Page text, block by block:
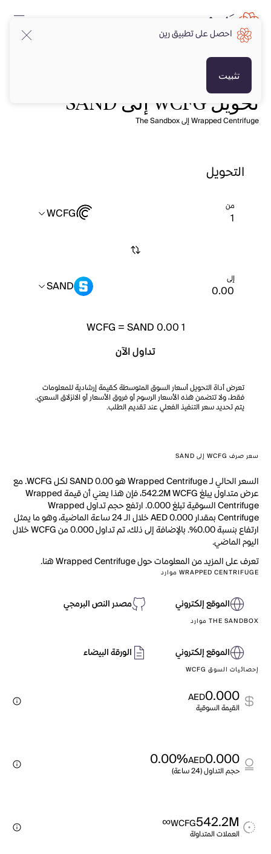
تحويل WCFG إلى SAND
Wrapped Centrifuge إلى The Sandbox
التحويل
من WCFG
إلى SAND
1
WCFG =SAND 0.00
تداول الآن
تعرض أداة التحويل أسعار السوق المتوسطة كقيمة إرشادية للمعلومات
فقط، ولا تتضمن هذه الأسعار الرسوم أو فروق الأسعار أو الانزلاق السعري.
يتم تحديد سعر التنفيذ الفعلي عند تقديم الطلب.
سعر صرف WCFG إلى SAND
السعر الحالي لـ Wrapped Centrifuge هو SAND 0.00 لكل WCFG. مع
عرض متداول يبلغ 542.2M WCFG، فإن هذا يعني أن قيمة Wrapped
Centrifuge السوقية تبلغ 0.000. ارتفع حجم تداول Wrapped
Centrifuge بمقدار AED 0.000 خلال الـ 24 ساعة الماضية، وهو ما يمثل
ارتفاع بنسبة 0.00%. بالإضافة إلى ذلك، تم تداول 0.000 من WCFG خلال
اليوم الماضي.
تعرف على المزيد من المعلومات حول Wrapped Centrifuge هنا.
WRAPPED CENTRIFUGE موارد
الموقع إلكتروني مصدر النص البرمجي
THE SANDBOX موارد
الموقع إلكتروني الورقة البيضاء
إحصائيات السوق WCFG
0.000
AED
القيمة السوقية
0.000
AED
0.00%
حجم التداول (24 ساعة)
542.2M
WCFG
∞
العملات المتداولة
احصل على تطبيق رين
تثبيت